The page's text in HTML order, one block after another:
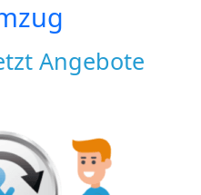
Angebote